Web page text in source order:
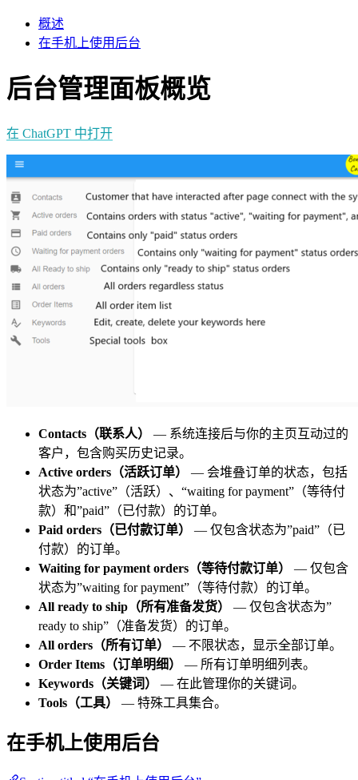
概述
在手机上使用后台
后台管理面板概览
在 ChatGPT 中打开
Contacts（联系人）
— 系统连接后与你的主页互动过的
客户，包含购买历史记录。
Active orders（活跃订单）
— 会堆叠订单的状态，包括
状态为”active”（活跃）、“waiting for payment”（等待付
款）和”paid”（已付款）的订单。
Paid orders（已付款订单）
— 仅包含状态为”paid”（已
付款）的订单。
Waiting for payment orders（等待付款订单）
— 仅包含
状态为”waiting for payment”（等待付款）的订单。
All ready to ship（所有准备发货）
— 仅包含状态为”
ready to ship”（准备发货）的订单。
All orders（所有订单）
— 不限状态，显示全部订单。
Order Items（订单明细）
— 所有订单明细列表。
Keywords（关键词）
— 在此管理你的关键词。
Tools（工具）
— 特殊工具集合。
在手机上使用后台